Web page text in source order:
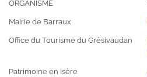
ORGANISME
Mairie de Barraux
Office du Tourisme du Grésivaudan
Patrimoine en Isère